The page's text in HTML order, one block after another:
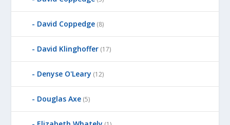
David Coppedge (8)
David Klinghoffer (17)
Denyse O'Leary (12)
Douglas Axe (5)